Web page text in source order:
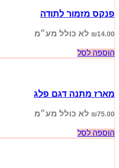
פנקס מזמור לתודה
₪14.00 לא כולל מע״מ
הוספה לסל
מארז מתנה דגם פלג
₪75.00 לא כולל מע״מ
הוספה לסל